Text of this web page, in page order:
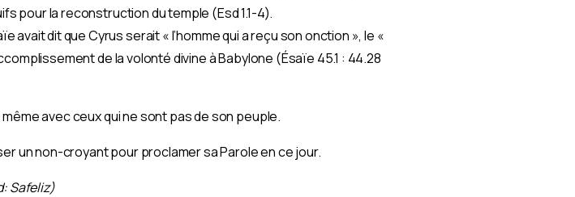
pour la reconstruction du temple (Esd 1.1-4).
dit que Cyrus serait « l’homme qui a reçu son onction », le «
de la volonté divine à Babylone (Ésaïe 45.1 : 44.28
avec ceux qui ne sont pas de son peuple.
un non-croyant pour proclamer sa Parole en ce jour.
Safeliz)